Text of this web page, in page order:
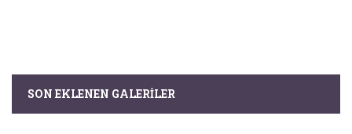
SON EKLENEN GALERILER